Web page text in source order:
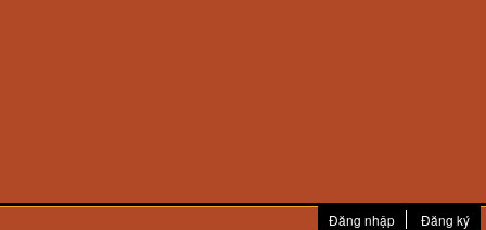
Đăng nhập Đăng ký